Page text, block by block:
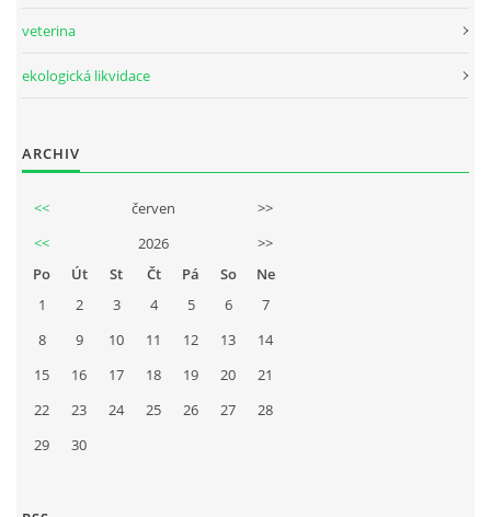
veterina
ekologická likvidace
ARCHIV
<< červen
>>
<<
2026
>>
Po
Út St Čt Pá So
Ne
1
2 3 4 5 6
7
8
9 10 11 12 13
14
15
16 17 18 19 20
21
22
23 24 25 26 27
28
29
30